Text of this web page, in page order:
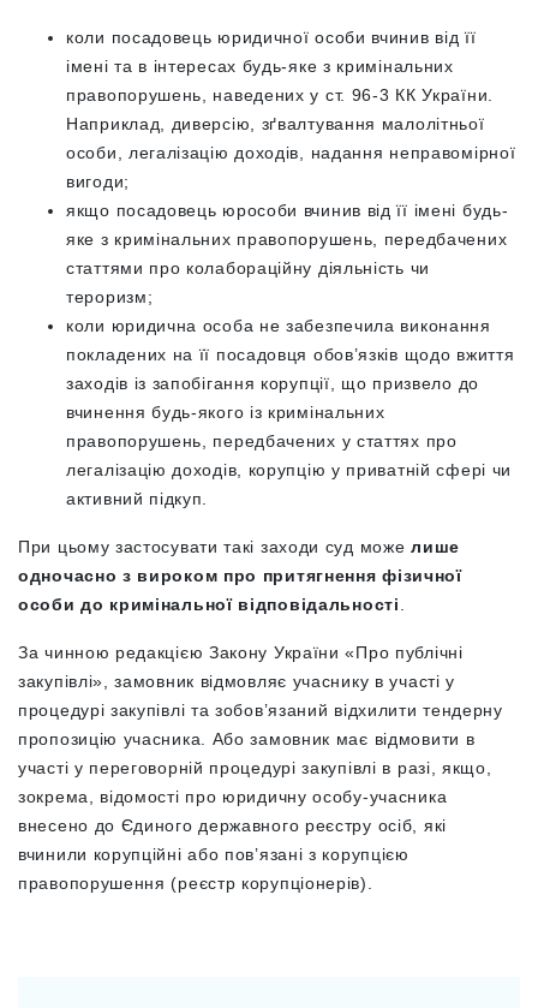
коли посадовець юридичної особи вчинив від її
імені та в інтересах будь-яке з кримінальних
правопорушень, наведених у ст. 96-3 КК України.
Наприклад, диверсію, зґвалтування малолітньої
особи, легалізацію доходів, надання неправомірної
вигоди;
якщо посадовець юрособи вчинив від її імені будь-
яке з кримінальних правопорушень, передбачених
статтями про колабораційну діяльність чи
тероризм;
коли юридична особа не забезпечила виконання
покладених на її посадовця обов’язків щодо вжиття
заходів із запобігання корупції, що призвело до
вчинення будь-якого із кримінальних
правопорушень, передбачених у статтях про
легалізацію доходів, корупцію у приватній сфері чи
активний підкуп.
При цьому застосувати такі заходи суд можелише
одночасно з вироком про притягнення фізичної
особи до кримінальної відповідальності
За чинною редакцією Закону України «Про публічні
закупівлі», замовник відмовляє учаснику в участі у
процедурі закупівлі та зобов’язаний відхилити тендерну
пропозицію учасника. Або замовник має відмовити в
участі у переговорній процедурі закупівлі в разі, якщо,
зокрема, відомості про юридичну особу-учасника
внесено до Єдиного державного реєстру осіб, які
вчинили корупційні або пов’язані з корупцією
правопорушення (реєстр корупціонерів).